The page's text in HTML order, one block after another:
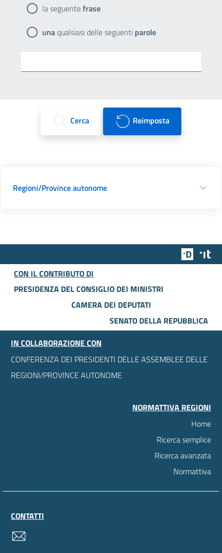
la seguentefrase
unaqualsiasi delle seguenti parole
Cerca Reimposta
Regioni/Province autonome
Team
CON IL CONTRIBUTO DI
PRESIDENZA DEL CONSIGLIO DEI MINISTRI
CAMERA DEI DEPUTATI
SENATO DELLA REPUBBLICA
IN COLLABORAZIONE CON
CONFERENZA DEI PRESIDENTI DELLE ASSEMBLEE DELLE
REGIONI/PROVINCE AUTONOME
NORMATTIVA REGIONI
Home
Ricerca semplice
Ricerca avanzata
Normattiva
CONTATTI